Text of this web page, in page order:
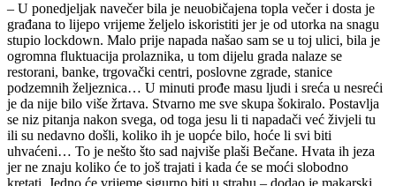
– U ponedjeljak navečer bila je neuobičajena topla večer i dosta je
građana to lijepo vrijeme željelo iskoristiti jer je od utorka na snagu
stupio lockdown. Malo prije napada našao sam se u toj ulici, bila je
ogromna fluktuacija prolaznika, u tom dijelu grada nalaze se
restorani, banke, trgovački centri, poslovne zgrade, stanice
podzemnih željeznica… U minuti prođe masu ljudi i sreća u nesreći
je da nije bilo više žrtava. Stvarno me sve skupa šokiralo. Postavlja
se niz pitanja nakon svega, od toga jesu li ti napadači već živjeli tu
ili su nedavno došli, koliko ih je uopće bilo, hoće li svi biti
uhvaćeni… To je nešto što sad najviše plaši Bečane. Hvata ih jeza
jer ne znaju koliko će to još trajati i kada će se moći slobodno
kretati. Jedno će vrijeme sigurno biti u strahu – dodao je makarski